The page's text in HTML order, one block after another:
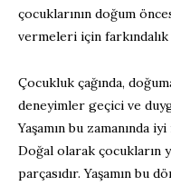
çocuklarının doğum
vermeleri için
Çocukluk çağında,
deneyimler geçici ve
Yaşamın bu zamanında
Doğal olarak çocukların
parçasıdır. Yaşamın bu